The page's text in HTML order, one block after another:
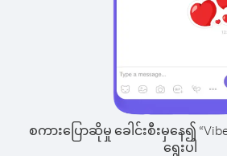
စကားပြောဆိုမှု ခေါင်းစီးမှနေ၍
ရွေးပါ